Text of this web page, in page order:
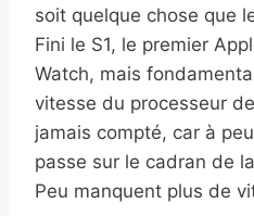
soit quelque chose que
Fini le S1, le premier
Watch, mais
vitesse du processeur
jamais compté, car à
passe sur le cadran de
Peu manquent plus de